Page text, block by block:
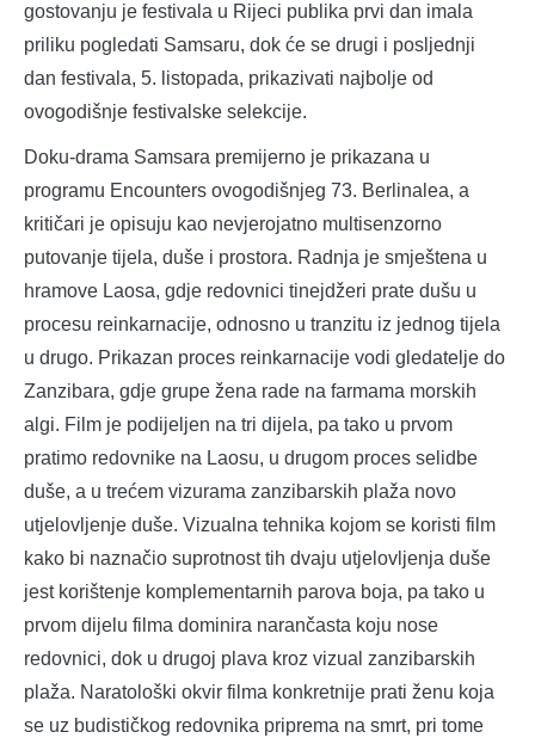
gostovanju je festivala u Rijeci publika prvi dan imala
priliku pogledati Samsaru, dok će se drugi i posljednji
dan festivala, 5. listopada, prikazivati najbolje od
ovogodišnje festivalske selekcije.
Doku-drama Samsara premijerno je prikazana u
programu Encounters ovogodišnjeg 73. Berlinalea, a
kritičari je opisuju kao nevjerojatno multisenzorno
putovanje tijela, duše i prostora. Radnja je smještena u
hramove Laosa, gdje redovnici tinejdžeri prate dušu u
procesu reinkarnacije, odnosno u tranzitu iz jednog tijela
u drugo. Prikazan proces reinkarnacije vodi gledatelje do
Zanzibara, gdje grupe žena rade na farmama morskih
algi. Film je podijeljen na tri dijela, pa tako u prvom
pratimo redovnike na Laosu, u drugom proces selidbe
duše, a u trećem vizurama zanzibarskih plaža novo
utjelovljenje duše. Vizualna tehnika kojom se koristi film
kako bi naznačio suprotnost tih dvaju utjelovljenja duše
jest korištenje komplementarnih parova boja, pa tako u
prvom dijelu filma dominira narančasta koju nose
redovnici, dok u drugoj plava kroz vizual zanzibarskih
plaža. Naratološki okvir filma konkretnije prati ženu koja
se uz budističkog redovnika priprema na smrt, pri tome